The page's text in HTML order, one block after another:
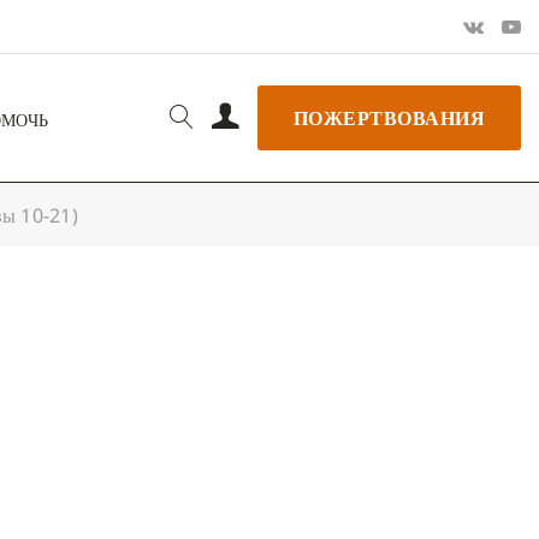
ПОЖЕРТВОВАНИЯ
10-21)